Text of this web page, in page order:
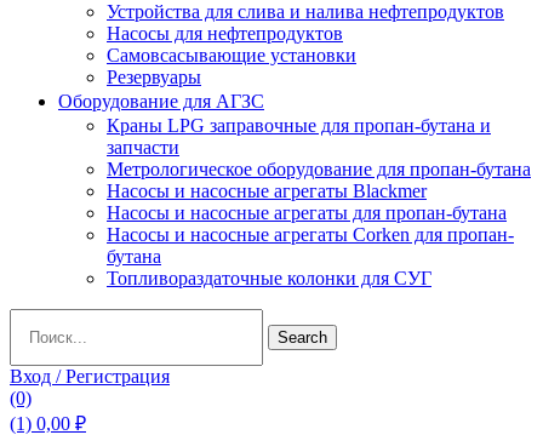
Устройства для слива и налива нефтепродуктов
Насосы для нефтепродуктов
Самовсасывающие установки
Резервуары
Оборудование для АГЗС
Краны LPG заправочные для пропан-бутана и
запчасти
Метрологическое оборудование для пропан-бутана
Насосы и насосные агрегаты Blackmer
Насосы и насосные агрегаты для пропан-бутана
Насосы и насосные агрегаты Corken для пропан-
бутана
Топливораздаточные колонки для СУГ
for:
Search
Вход / Регистрация
(0)
(1) 0,00 ₽